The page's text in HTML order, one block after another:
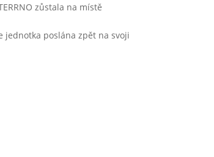
zůstala na místě
jednotka poslána zpět na svoji